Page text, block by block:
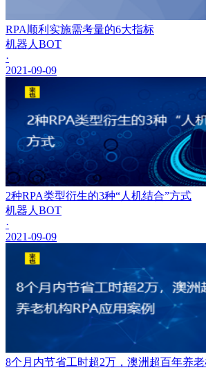
RPA顺利实施需考量的6大指标
机器人BOT
·
2021-09-09
2种RPA类型衍生的3种“人机结合”方式
机器人BOT
·
2021-09-09
8个月内节省工时超2万，澳洲超百年养